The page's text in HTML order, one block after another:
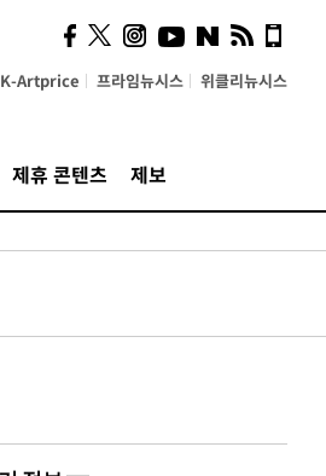
K-Artprice 프라임뉴시스 위클리뉴시스
제휴 콘텐츠 제보
계…'고급 가요'의 주체적
영토